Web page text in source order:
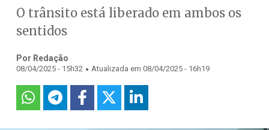
O trânsito está liberado em ambos os
sentidos
Por Redação
08/04/2025 - 15h32 . Atualizada em 08/04/2025 - 16h19